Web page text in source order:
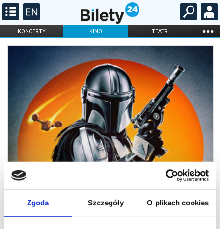
Zgoda Szczegóły O plikach cookies
KONCERTY KINO TEATR ...
FILHARMONIA OPERA I BALET
STAND-UP
ONLINE KARNETY